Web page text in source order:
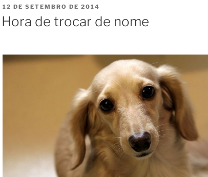
12 DE SETEMBRO DE 2014
Hora de trocar de nome